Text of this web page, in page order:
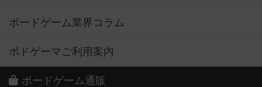
ボードゲーム業界コラム
ボドゲーマご利用案内
ボードゲーム通販